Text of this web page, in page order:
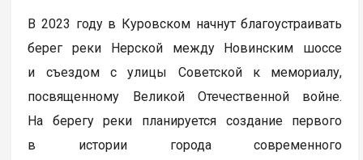
В 2023 году в Куровском начнут благоустраивать
берег реки Нерской между Новинским шоссе
и съездом с улицы Советской к мемориалу,
посвященному Великой Отечественной войне.
На берегу реки планируется создание первого
в истории города современного